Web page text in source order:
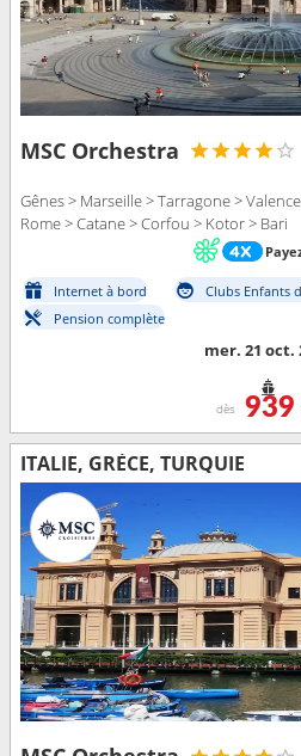
MSC Orchestra
Gênes > Marseille > Tarragone >
Rome > Catane > Corfou > Kotor > Bari
Internet à bord Clubs Enfants
Pension complète
mer. 21 oct.
dès 939
ITALIE, GRÈCE, TURQUIE